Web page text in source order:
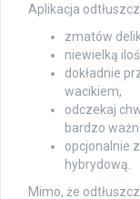
Aplikacja
zmatów
niewielką
dokładnie
wacikiem,
odczekaj
bardzo
opcjonalnie
hybrydową.
Mimo, że